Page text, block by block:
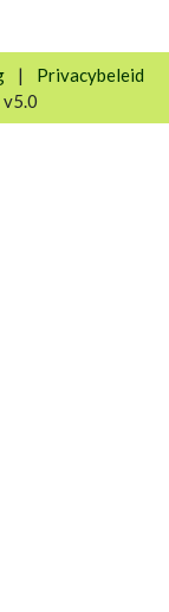
|
Privacybeleid